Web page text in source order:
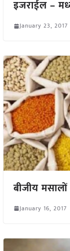
इजराईल –
January 23, 2017
बीजीय
January 16, 2017